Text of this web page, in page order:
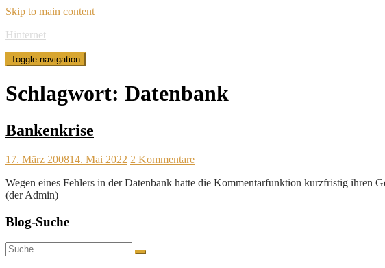
Skip to main content
Hinternet
Toggle navigation
Schlagwort: Datenbank
Bankenkrise
17. März 200814. Mai 2022 2 Kommentare
Wegen eines Fehlers in der Datenbank hatte die Kommentarfunktion kurzfristig ihren
(der Admin)
Blog-Suche
Suche
nach: